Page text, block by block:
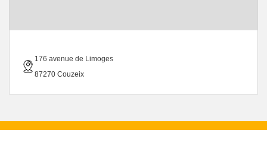
176 avenue de Limoges
87270 Couzeix